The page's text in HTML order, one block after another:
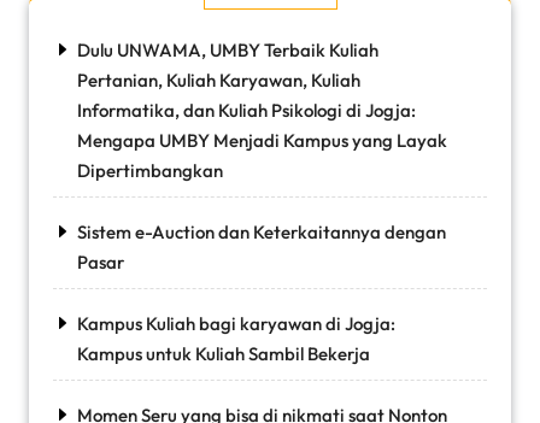
Dulu UNWAMA, UMBY Terbaik Kuliah
Pertanian, Kuliah Karyawan, Kuliah
Informatika, dan Kuliah Psikologi di Jogja:
Mengapa UMBY Menjadi Kampus yang Layak
Dipertimbangkan
Sistem e-Auction dan Keterkaitannya dengan
Pasar
Kampus Kuliah bagi karyawan di Jogja:
Kampus untuk Kuliah Sambil Bekerja
Momen Seru yang bisa di nikmati saat Nonton